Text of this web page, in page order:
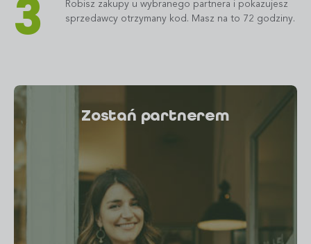
3
Robisz zakupy u wybranego partnera i pokazujesz
sprzedawcy otrzymany kod. Masz na to 72 godziny.
Zostań partnerem